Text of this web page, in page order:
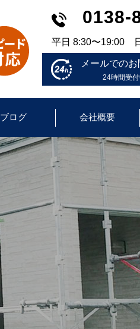
0138-
平日 8:30〜19:00
メールでの
24時間受
ブログ 会社概要